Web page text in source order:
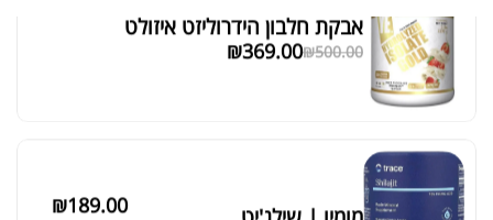
מציג 1–6 מתוך 524 תוצאות
סידור ברירת מחדל
אבקת חלבון הידרוליזט איזולט
₪500.00
₪369.00
₪189.00